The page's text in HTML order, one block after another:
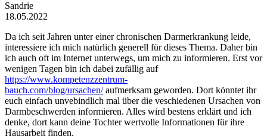
Sandrie
18.05.2022
Da ich seit Jahren unter einer chronischen Darmerkrankung leide,
interessiere ich mich natürlich generell für dieses Thema. Daher bin
ich auch oft im Internet unterwegs, um mich zu informieren. Erst vor
wenigen Tagen bin ich dabei zufällig auf
https://www.kompetenzzentrum-
bauch.com/blog/ursachen/aufmerksam geworden. Dort könntet ihr
euch einfach unvebindlich mal über die veschiedenen Ursachen von
Darmbeschwerden informieren. Alles wird bestens erklärt und ich
denke, dort kann deine Tochter wertvolle Informationen für ihre
Hausarbeit finden.